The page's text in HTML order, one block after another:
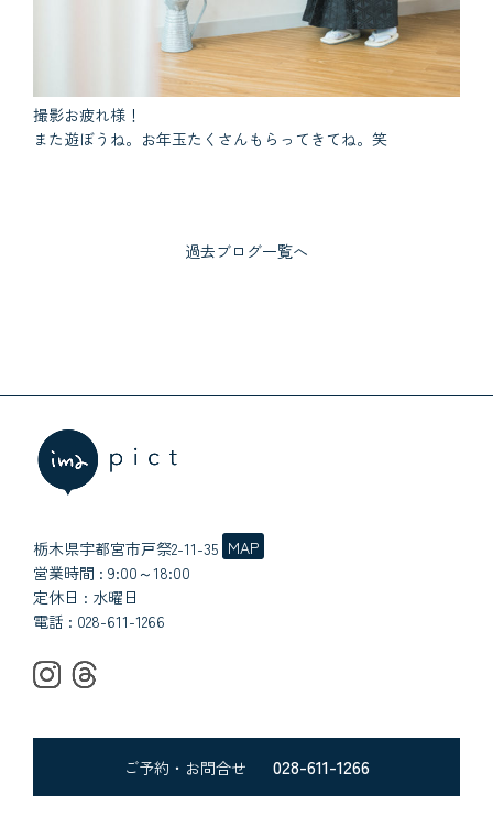
撮影お疲れ様！
また遊ぼうね。お年玉たくさんもらってきてね。笑
過去ブログ一覧へ
栃木県宇都宮市戸祭2-11-35 MAP
営業時間 : 9:00～18:00
定休日 : 水曜日
電話 : 028-611-1266
ご予約・お問合せ 028-611-1266